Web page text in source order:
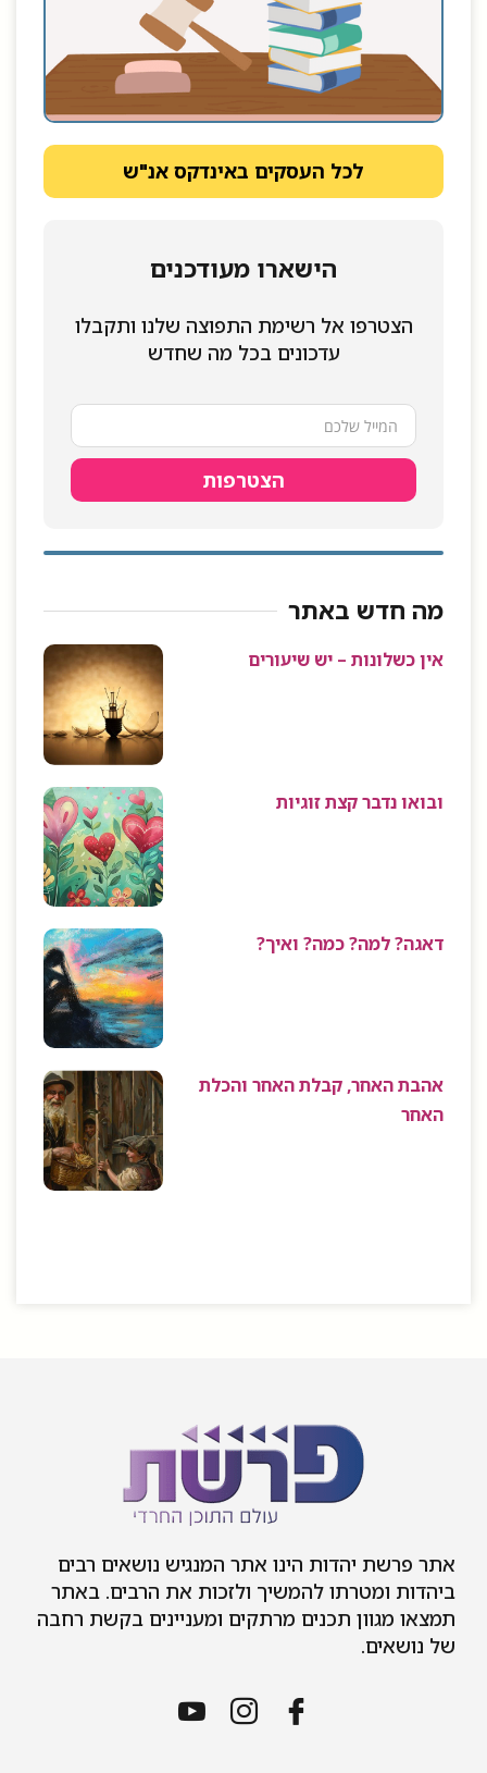
לכל העסקים באינדקס אנ"ש
הישארו מעודכנים
הצטרפו אל רשימת התפוצה שלנו ותקבלו
עדכונים בכל מה שחדש
הצטרפות
מה חדש באתר
אין כשלונות – יש שיעורים
ובואו נדבר קצת זוגיות
דאגה? למה? כמה? ואיך?
אהבת האחר, קבלת האחר והכלת
האחר
אתר פרשת יהדות הינו אתר המנגיש נושאים רבים
ביהדות ומטרתו להמשיך ולזכות את הרבים. באתר
תמצאו מגוון תכנים מרתקים ומעניינים בקשת רחבה
של נושאים.